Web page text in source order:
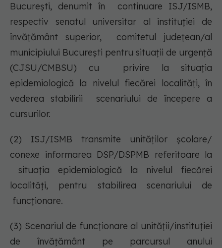
Bucureşti, denumit în continuare ISJ/ISMB,
respectiv senatul universitar al instituţiei de
învăţământ superior, comitetul judeţean/al
municipiului Bucureşti pentru situaţii de urgenţă
(CJSU/CMBSU) cu privire la situaţia
epidemiologică la nivelul fiecărei localităţi, în
vederea stabilirii scenariului de începere a
cursurilor.
(2) ISJ/ISMB transmite unităţilor şcolare/
conexe informarea DSP/DSPMB referitoare la
situaţia epidemiologică la nivelul fiecărei
localităţi, pentru stabilirea scenariului de
funcţionare.
(3) Scenariul de funcţionare al unităţii/instituţiei
de învăţământ pe parcursul anului